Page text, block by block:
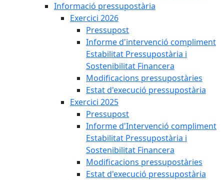
Informació pressupostària
Exercici 2026
Pressupost
Informe d'intervenció compliment
Estabilitat Pressupostària i
Sostenibilitat Financera
Modificacions pressupostàries
Estat d'execució pressupostària
Exercici 2025
Pressupost
Informe d'Intervenció compliment
Estabilitat Pressupostària i
Sostenibilitat Financera
Modificacions pressupostàries
Estat d'execució pressupostària